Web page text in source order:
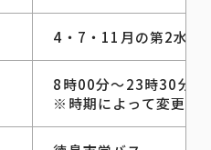
4・7・11月の第2水曜
8時00分～23時30分
※時期によって変更す